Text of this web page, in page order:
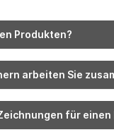
Produkten?
arbeiten Sie
für